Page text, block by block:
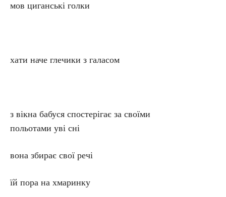
мов циганські голки
хати наче глечики з галасом
з вікна бабуся спостерігає за своїми
польотами уві сні
вона збирає свої речі
їй пора на хмаринку